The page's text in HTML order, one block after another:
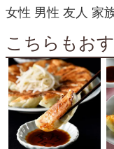
女性 男性 友人 家
こちらもお